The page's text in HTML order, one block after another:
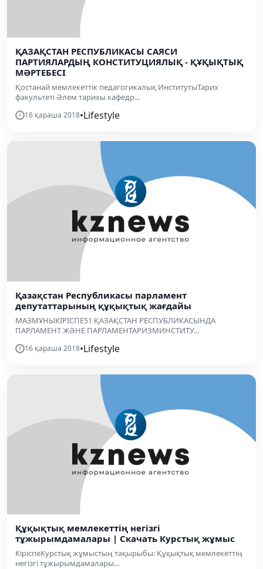
ҚАЗАҚСТАН РЕСПУБЛИКАСЫ САЯСИ
ПАРТИЯЛАРДЫҢ КОНСТИТУЦИЯЛЫҚ - ҚҰҚЫҚТЫҚ
МӘРТЕБЕСІ
Қостанай мемлекеттік педагогикалық ИнститутыТарих
факультеті Әлем тарихы кафедр...
16 қараша 2018•Lifestyle
Қазақстан Республикасы парламент
депутаттарының құқықтық жағдайы
МАЗМҰНЫКІРІСПЕ51 ҚАЗАҚСТАН РЕСПУБЛИКАСЫНДА
ПАРЛАМЕНТ ЖӘНЕ ПАРЛАМЕНТАРИЗМИНСТИТУ...
16 қараша 2018•Lifestyle
Құқықтық мемлекеттің негізгі
тұжырымдамалары | Скачать Курстық жұмыс
КіріспеКурстық жұмыстың тақырыбы: Құқықтық мемлекеттің
негізгі тұжырымдамалары...